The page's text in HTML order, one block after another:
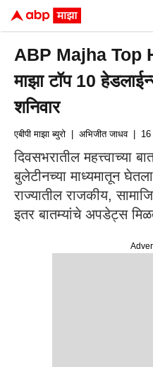
ABP Majha Top
माझा टॉप 10
शनिवार
एबीपी माझा ब्युरो | अभिजीत जाधव| 16
दिवसभरातील महत्त्वाच्या
बुलेटीनच्या माध्यमातून
राज्यातील राजकीय,
इतर बातम्यांचे अपडेट्स